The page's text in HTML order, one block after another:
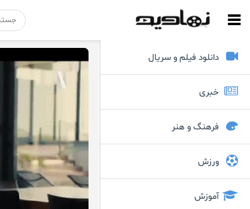
دانلود فیلم و سریال
خبری
فرهنگ و هنر
ورزش
آموزش